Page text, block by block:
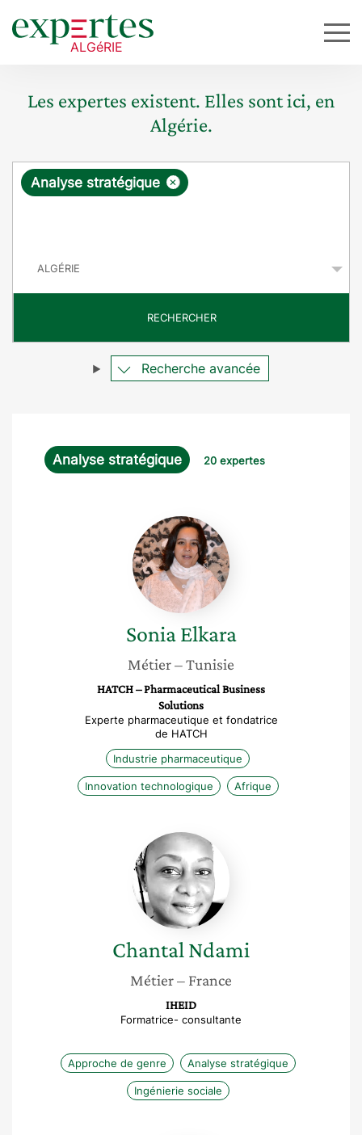
Les expertes existent. Elles sont ici, en
Algérie.
R
ê
e
×
Analyse stratégique
RECHERCHER
Recherche avancée
Analyse stratégique 20 expertes
Sonia
Elkara
Sonia Elkara
Métier– Tunisie
HATCH – Pharmaceutical Business
Solutions
Experte pharmaceutique et fondatrice
de HATCH
Industrie pharmaceutique
Innovation technologique Afrique
Chantal
Ndami
Chantal Ndami
Métier– France
IHEID
Formatrice- consultante
Approche de genre Analyse stratégique
Ingénierie sociale